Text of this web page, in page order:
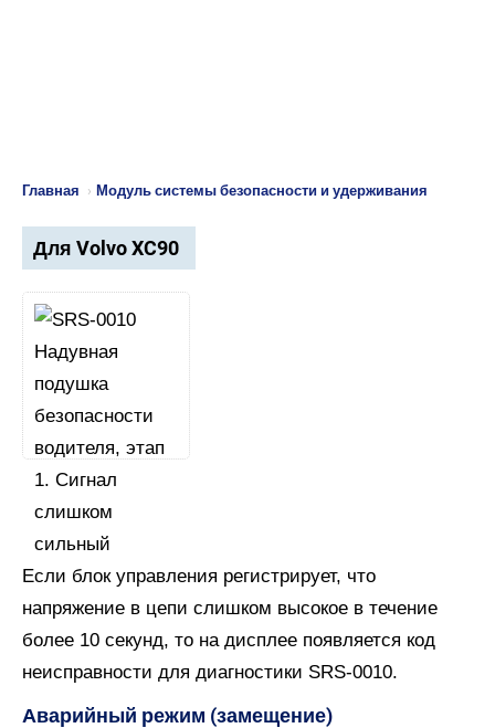
Главная › Модуль системы безопасности и удерживания
Для Volvo XC90
Если блок управления регистрирует, что
напряжение в цепи слишком высокое в течение
более 10 секунд, то на дисплее появляется код
неисправности для диагностики SRS-0010.
Аварийный режим (замещение)